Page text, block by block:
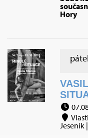
Hory
Jeseník |